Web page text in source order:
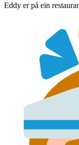
Eddy er på ein